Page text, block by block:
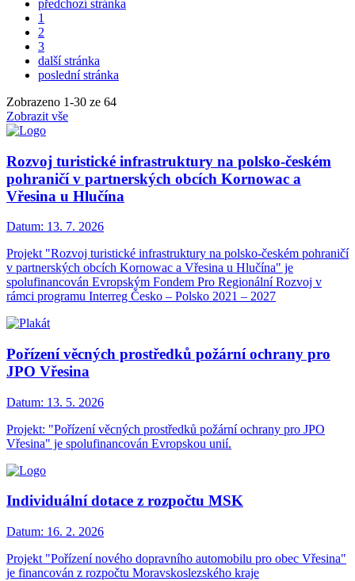
předchozí stránka
1
2
3
další stránka
poslední stránka
Zobrazeno 1-30 ze 64
Zobrazit vše
Rozvoj turistické infrastruktury na polsko-českém
pohraničí v partnerských obcích Kornowac a
Vřesina u Hlučína
Datum: 13. 7. 2026
Projekt "Rozvoj turistické infrastruktury na polsko-českém pohraničí
v partnerských obcích Kornowac a Vřesina u Hlučína" je
spolufinancován Evropským Fondem Pro Regionální Rozvoj v
rámci programu Interreg Česko – Polsko 2021 – 2027
Pořízení věcných prostředků požární ochrany pro
JPO Vřesina
Datum: 13. 5. 2026
Projekt: "Pořízení věcných prostředků požární ochrany pro JPO
Vřesina" je spolufinancován Evropskou unií.
Individuální dotace z rozpočtu MSK
Datum: 16. 2. 2026
Projekt "Pořízení nového dopravního automobilu pro obec Vřesina"
je financován z rozpočtu Moravskoslezského kraje